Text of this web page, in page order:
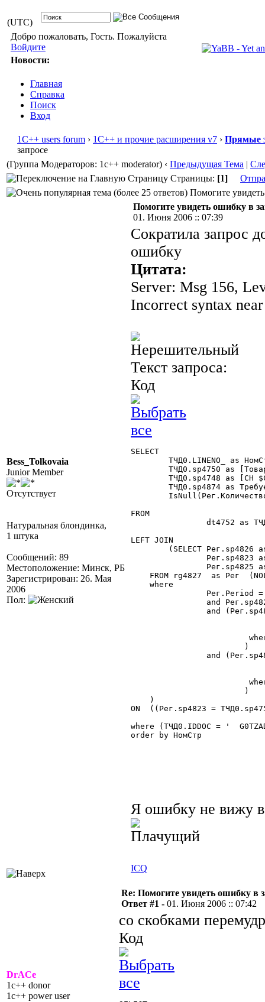
(UTC)
Добро пожаловать, Гость. Пожалуйста
Войдите
Новости:
Главная
Справка
Поиск
Вход
1С++ users forum › 1С++ и прочие расширения v7 › Прямые
запросе
(Группа Модераторов: 1c++ moderator) ‹ Предыдущая Тема |
Страницы: [1]
Помогите
Bess_Tolkovaia
Junior Member
Отсутствует
Натуральная блондинка,
1 штука
Сообщений: 89
Местоположение: Минск, РБ
Зарегистрирован: 26. Мая
2006
Пол:
Помогите увидеть ошибку в
01. Июня 2006 :: 07:39
Сократила запрос
ошибку
Цитата:
Server: Msg 156,
Incorrect syntax
Текст запроса:
Код
SELECT
FROM
LEFT JOIN
FROM rg4827  as Рег
where
)
ON  ((Рег.sp4823 =
where (ТЧД0.IDDOC = '
order by НомСтр
Я ошибку не вижу
ICQ
DrACe
1c++ donor
1c++ power user
Re: Помогите увидеть ошибку в
Ответ #1 - 01. Июня 2006 :: 07:42
со скобками
Код